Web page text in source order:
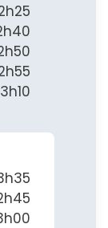
3h10
Politique de